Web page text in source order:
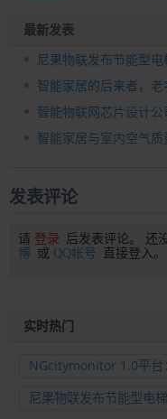
最新发表
尼果物联发布节能型
智能家居的后来者，老
智能物联网芯片设计
智能家居与室内空气质
发表评论
请 登录 后发表评论。 还
博 或 QQ帐号 直接登入。
实时热门
NGcitymonitor 1.0平台
尼果物联发布节能型电